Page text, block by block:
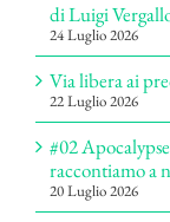
di Luigi
24 Luglio 2026
Via libera ai
22 Luglio 2026
#02
raccontiamo a
20 Luglio 2026